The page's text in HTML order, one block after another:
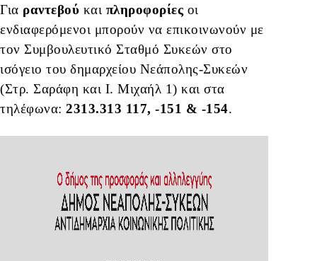
Για ραντεβού και πληροφορίες οι
ενδιαφερόμενοι μπορούν να επικοινωνούν με
τον Συμβουλευτικό Σταθμό Συκεών στο
ισόγειο του δημαρχείου Νεάπολης-Συκεών
(Στρ. Σαράφη και Ι. Μιχαήλ 1) και στα
τηλέφωνα: 2313.313 117, -151 & -154.